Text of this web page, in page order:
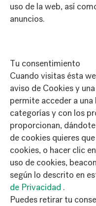
uso de la web, así
anuncios.
Tu consentimiento
Cuando visitas ésta
aviso de Cookies y
permite acceder a
categorías y con los
proporcionan,
de cookies quieres
cookies, o hacer clic
uso de cookies,
según lo descrito en
de Privacidad .
Puedes retirar tu